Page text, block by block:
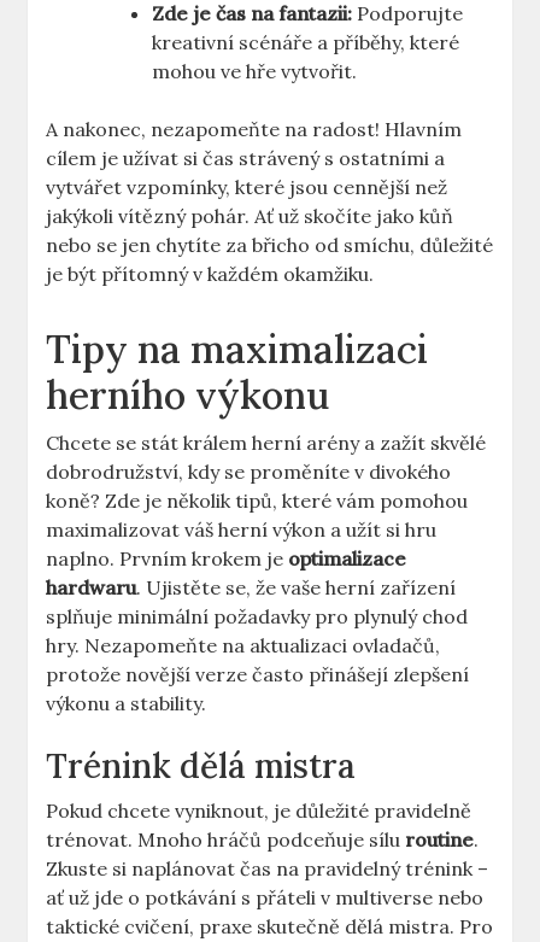
Zde je čas na fantazii: Podporujte
kreativní scénáře a příběhy, které
mohou ve hře vytvořit.
A nakonec, nezapomeňte na radost! Hlavním
cílem je užívat si čas strávený s ostatními a
vytvářet vzpomínky, které jsou cennější než
jakýkoli vítězný pohár. Ať už skočíte jako kůň
nebo se jen chytíte za břicho od smíchu, důležité
je být přítomný v každém okamžiku.
Tipy na maximalizaci
herního výkonu
Chcete se stát králem herní arény a zažít skvělé
dobrodružství, kdy se proměníte v divokého
koně? Zde je několik tipů, které vám pomohou
maximalizovat váš herní výkon a užít si hru
naplno. Prvním krokem je optimalizace
hardwaru. Ujistěte se, že vaše herní zařízení
splňuje minimální požadavky pro plynulý chod
hry. Nezapomeňte na aktualizaci ovladačů,
protože novější verze často přinášejí zlepšení
výkonu a stability.
Trénink dělá mistra
Pokud chcete vyniknout, je důležité pravidelně
trénovat. Mnoho hráčů podceňuje sílu routine.
Zkuste si naplánovat čas na pravidelný trénink –
ať už jde o potkávání s přáteli v multiverse nebo
taktické cvičení, praxe skutečně dělá mistra. Pro